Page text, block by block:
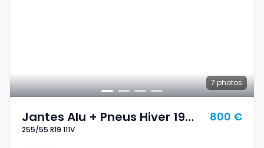
7 photos
Jantes Alu + Pneus Hiver 19
255/55 R19 111V
255/55 R19 111V
800 €